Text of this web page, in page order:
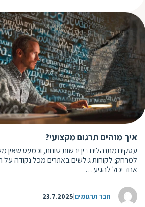
איך מזהים תרגום מקצועי?
עסקים מתנהלים בין יבשות שונות, וכמעט שאין
למרחק; לקוחות גולשים באתרים מכל נקודה
אחד יכול להגיע…
חבר תרגומים23.7.2025